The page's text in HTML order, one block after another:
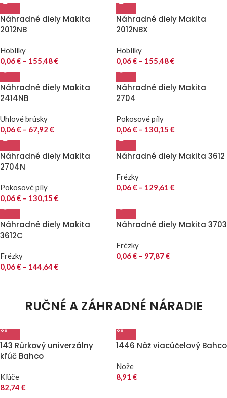
Náhradné diely Makita
2012NB
Hoblíky
0,06€ – 155,48€
Náhradné diely Makita
2012NBX
Hoblíky
0,06€ – 155,48€
Náhradné diely Makita
2414NB
Uhlové brúsky
0,06€ – 67,92 €
Náhradné diely Makita
2704
Pokosové píly
0,06€ – 130,15 €
Náhradné diely Makita
2704N
Pokosové píly
0,06€ – 130,15 €
Náhradné diely Makita 3612
Frézky
0,06€ – 129,61 €
Náhradné diely Makita
3612C
Frézky
0,06€ – 144,64 €
Náhradné diely Makita 3703
Frézky
0,06€ – 97,87€
RUČNÉ A ZÁHRADNÉ NÁRADIE
143 Rúrkový univerzálny
kľúč Bahco
Kľúče
82,74 €
1446 Nôž viacúčelový Bahco
Nože
8,91 €